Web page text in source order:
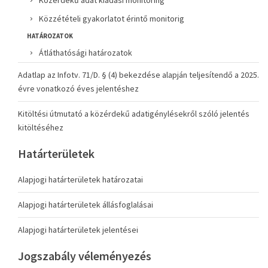
Közzétételi gyakorlatot érintő monitorig
HATÁROZATOK
Átláthatósági határozatok
Adatlap az Infotv. 71/D. § (4) bekezdése alapján teljesítendő a 2025.
évre vonatkozó éves jelentéshez
Kitöltési útmutató a közérdekű adatigénylésekről szóló jelentés
kitöltéséhez
Határterületek
Alapjogi határterületek határozatai
Alapjogi határterületek állásfoglalásai
Alapjogi határterületek jelentései
Jogszabály véleményezés